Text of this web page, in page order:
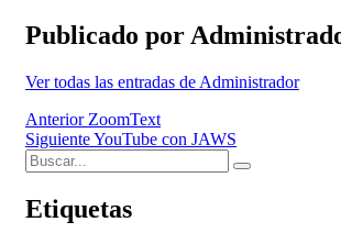
Publicado por
Ver todas las entradas de Administrador
Navegación
de
entradas
Anterior ZoomText
SiguienteYouTube con JAWS
Buscar:
Buscar
Etiquetas